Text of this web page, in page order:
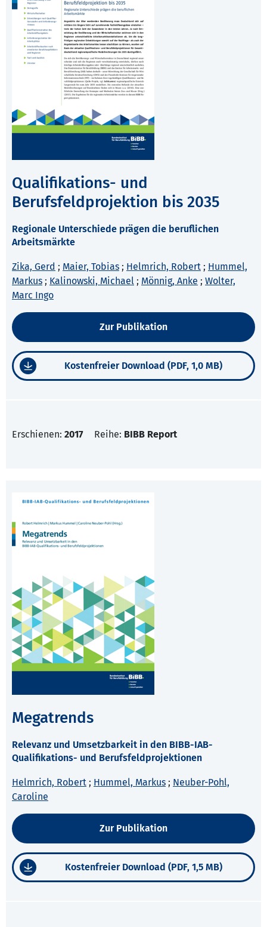
Qualifikations- und
Berufsfeldprojektion bis 2035
Regionale Unterschiede prägen die beruflichen
Arbeitsmärkte
Zika, Gerd ; Maier, Tobias ; Helmrich, Robert ; Hummel,
Markus ; Kalinowski, Michael ; Mönnig, Anke ; Wolter,
Marc Ingo
Zur Publikation
Kostenfreier Download (PDF, 1,0 MB)
Erschienen: 2017 Reihe: BIBB Report
Megatrends
Relevanz und Umsetzbarkeit in den BIBB-IAB-
Qualifikations- und Berufsfeldprojektionen
Helmrich, Robert ; Hummel, Markus ; Neuber-Pohl,
Caroline
Zur Publikation
Kostenfreier Download (PDF, 1,5 MB)